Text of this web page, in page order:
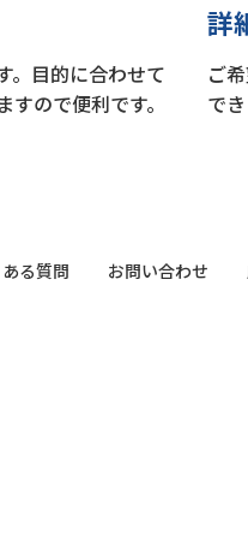
。目的に合わせて
ので便利です。
詳
ご
で
る質問 お問い合わせ